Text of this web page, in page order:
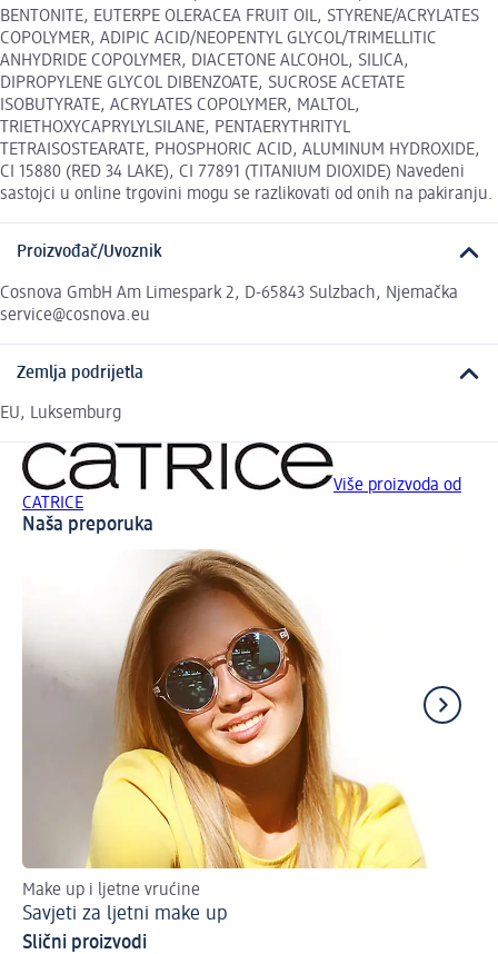
BENTONITE, EUTERPE OLERACEA FRUIT OIL, STYRENE/ACRYLATES
COPOLYMER, ADIPIC ACID/NEOPENTYL GLYCOL/TRIMELLITIC
ANHYDRIDE COPOLYMER, DIACETONE ALCOHOL, SILICA,
DIPROPYLENE GLYCOL DIBENZOATE, SUCROSE ACETATE
ISOBUTYRATE, ACRYLATES COPOLYMER, MALTOL,
TRIETHOXYCAPRYLYLSILANE, PENTAERYTHRITYL
TETRAISOSTEARATE, PHOSPHORIC ACID, ALUMINUM HYDROXIDE,
CI 15880 (RED 34 LAKE), CI 77891 (TITANIUM DIOXIDE) Navedeni
sastojci u online trgovini mogu se razlikovati od onih na pakiranju.
Proizvođač/Uvoznik
Cosnova GmbH Am Limespark 2, D-65843 Sulzbach, Njemačka
service@cosnova.eu
Zemlja podrijetla
EU, Luksemburg
Više proizvoda od
CATRICE
Naša preporuka
Make up i ljetne vrućine
Savjeti za ljetni make up
Slični proizvodi